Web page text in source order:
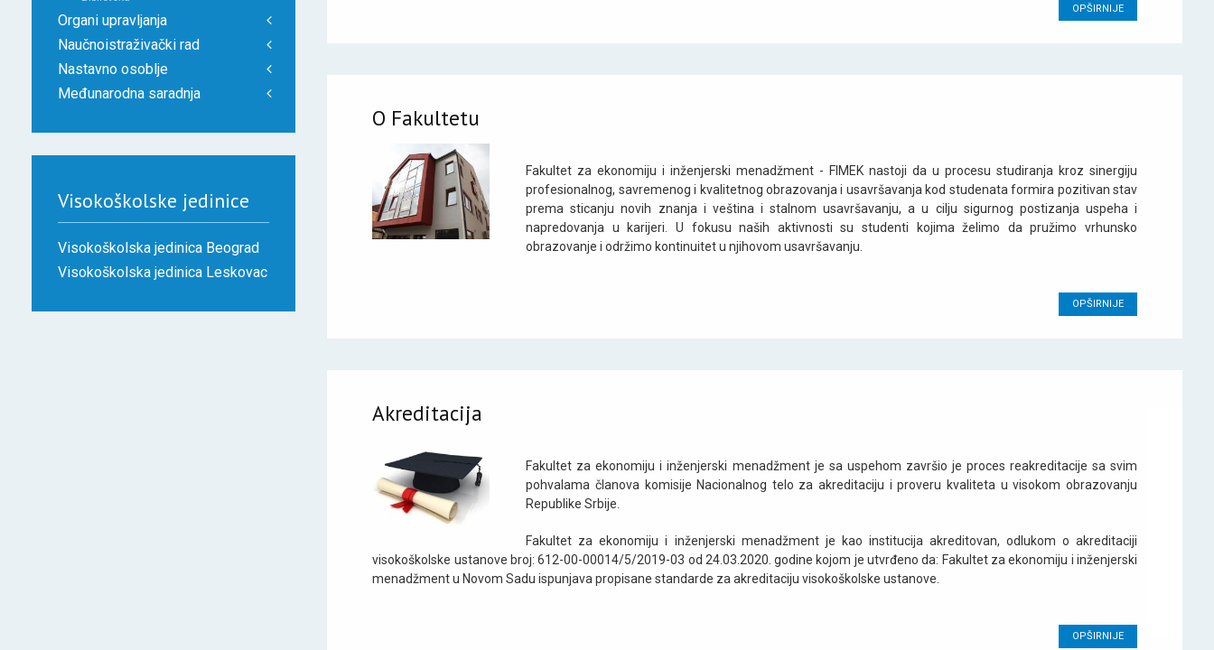
OPŠIRNIJE
O Fakultetu
Fakultet za ekonomiju i inženjerski menadžment - FIMEK nastoji da u procesu studiranja kroz sinergiju
profesionalnog, savremenog i kvalitetnog obrazovanja i usavršavanja kod studenata formira pozitivan stav
prema sticanju novih znanja i veština i stalnom usavršavanju, a u cilju sigurnog postizanja uspeha i
napredovanja u karijeri. U fokusu naših aktivnosti su studenti kojima želimo da pružimo vrhunsko
obrazovanje i održimo kontinuitet u njihovom usavršavanju.
OPŠIRNIJE
Akreditacija
Fakultet za ekonomiju i inženjerski menadžment je sa uspehom završio je proces reakreditacije sa svim
pohvalama članova komisije Nacionalnog telo za akreditaciju i proveru kvaliteta u visokom obrazovanju
Republike Srbije.
Fakultet za ekonomiju i inženjerski menadžment je kao institucija akreditovan, odlukom o akreditaciji
visokoškolske ustanove broj: 612-00-00014/5/2019-03 od 24.03.2020. godine kojom je utvrđeno da: Fakultet za ekonomiju i inženjerski
menadžment u Novom Sadu ispunjava propisane standarde za akreditaciju visokoškolske ustanove.
OPŠIRNIJE
Organi upravljanja
Naučnoistraživački rad
Nastavno osoblje
Međunarodna saradnja
Visokoškolske jedinice
Visokoškolska jedinica Beograd
Visokoškolska jedinica Leskovac